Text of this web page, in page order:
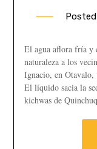
El agua aflora fría y
naturaleza a los
Ignacio, en Otavalo,
El líquido sacia la
kichwas de